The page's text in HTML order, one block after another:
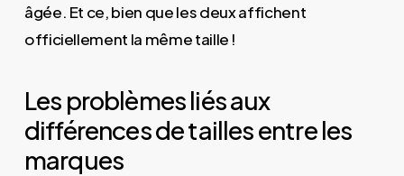
âgée. Et ce, bien que les deux affichent
officiellement la même taille !
Les problèmes liés aux
différences de tailles entre les
marques